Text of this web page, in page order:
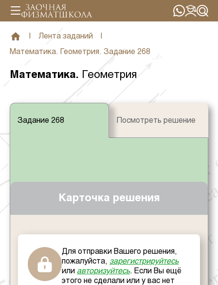
Лента заданий
Математика. Геометрия. Задание 268
Математика. Геометрия
Задание 268 Посмотреть решение
Карточка решения
Для отправки Вашего решения,
пожалуйста, зарегистрируйтесь
или авторизуйтесь. Если Вы ещё
этого не сделали или у вас нет